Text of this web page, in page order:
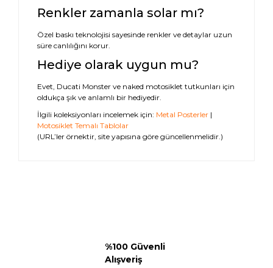
Renkler zamanla solar mı?
Özel baskı teknolojisi sayesinde renkler ve detaylar uzun
süre canlılığını korur.
Hediye olarak uygun mu?
Evet, Ducati Monster ve naked motosiklet tutkunları için
oldukça şık ve anlamlı bir hediyedir.
İlgili koleksiyonları incelemek için: Metal Posterler |
Motosiklet Temalı Tablolar
(URL’ler örnektir, site yapısına göre güncellenmelidir.)
%100 Güvenli
Alışveriş